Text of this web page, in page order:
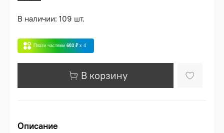
В наличии: 109 шт.
Плати частями 603 ₽ x 4
В корзину
Описание